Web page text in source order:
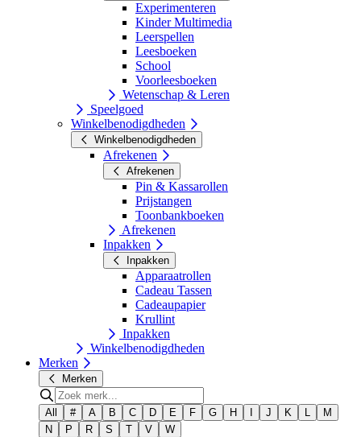
Experimenteren
Kinder Multimedia
Leerspellen
Leesboeken
School
Voorleesboeken
Wetenschap & Leren
Speelgoed
Winkelbenodigdheden
Winkelbenodigdheden
Afrekenen
Afrekenen
Pin & Kassarollen
Prijstangen
Toonbankboeken
Afrekenen
Inpakken
Inpakken
Apparaatrollen
Cadeau Tassen
Cadeaupapier
Krullint
Inpakken
Winkelbenodigdheden
Merken
Merken
All # A B C D E F G H J K L
M
N
P R S T V W